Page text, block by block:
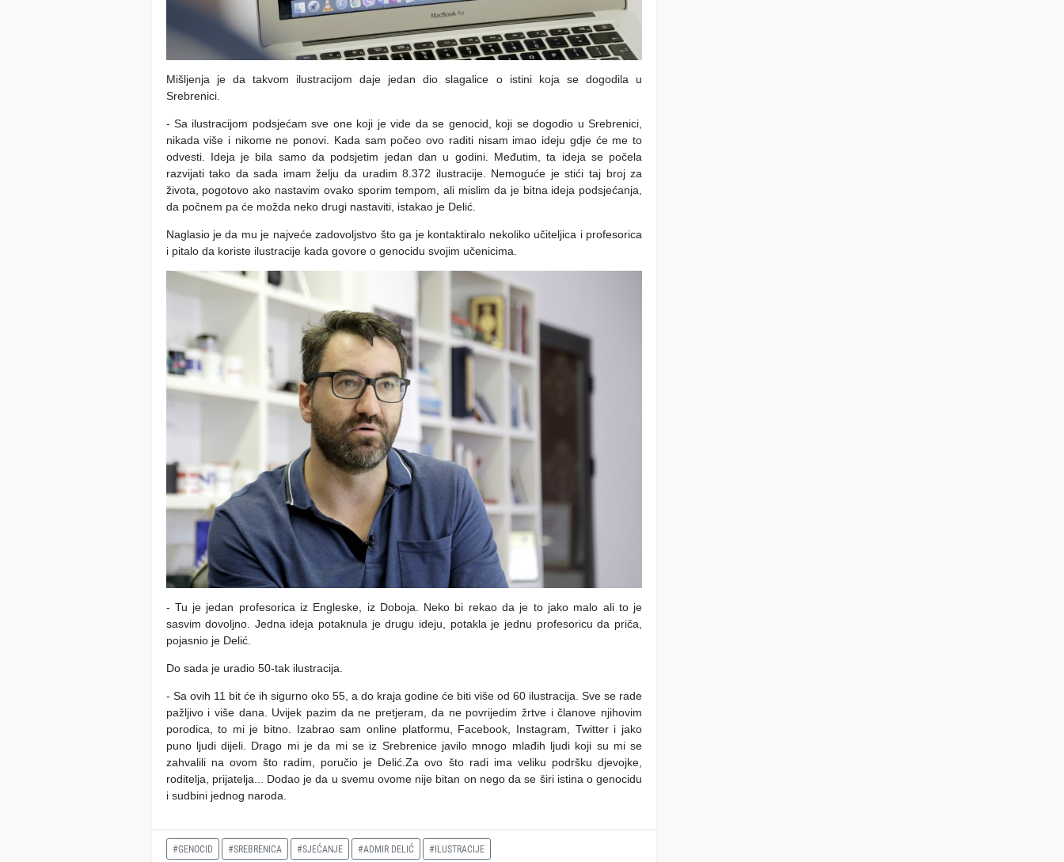
Mišljenja je da takvom ilustracijom daje jedan dio slagalice o istini koja se dogodila u
Srebrenici.
- Sa ilustracijom podsjećam sve one koji je vide da se genocid, koji se dogodio u Srebrenici,
nikada više i nikome ne ponovi. Kada sam počeo ovo raditi nisam imao ideju gdje će me to
odvesti. Ideja je bila samo da podsjetim jedan dan u godini. Međutim, ta ideja se počela
razvijati tako da sada imam želju da uradim 8.372 ilustracije. Nemoguće je stići taj broj za
života, pogotovo ako nastavim ovako sporim tempom, ali mislim da je bitna ideja podsjećanja,
da počnem pa će možda neko drugi nastaviti, istakao je Delić.
Naglasio je da mu je najveće zadovoljstvo što ga je kontaktiralo nekoliko učiteljica i profesorica
i pitalo da koriste ilustracije kada govore o genocidu svojim učenicima.
- Tu je jedan profesorica iz Engleske, iz Doboja. Neko bi rekao da je to jako malo ali to je
sasvim dovoljno. Jedna ideja potaknula je drugu ideju, potakla je jednu profesoricu da priča,
pojasnio je Delić.
Do sada je uradio 50-tak ilustracija.
- Sa ovih 11 bit će ih sigurno oko 55, a do kraja godine će biti više od 60 ilustracija. Sve se rade
pažljivo i više dana. Uvijek pazim da ne pretjeram, da ne povrijedim žrtve i članove njihovim
porodica, to mi je bitno. Izabrao sam online platformu, Facebook, Instagram, Twitter i jako
puno ljudi dijeli. Drago mi je da mi se iz Srebrenice javilo mnogo mlađih ljudi koji su mi se
zahvalili na ovom što radim, poručio je Delić.Za ovo što radi ima veliku podršku djevojke,
roditelja, prijatelja... Dodao je da u svemu ovome nije bitan on nego da se širi istina o genocidu
i sudbini jednog naroda.
#GENOCID #SREBRENICA #SJEĆANJE #ADMIR DELIĆ #ILUSTRACIJE